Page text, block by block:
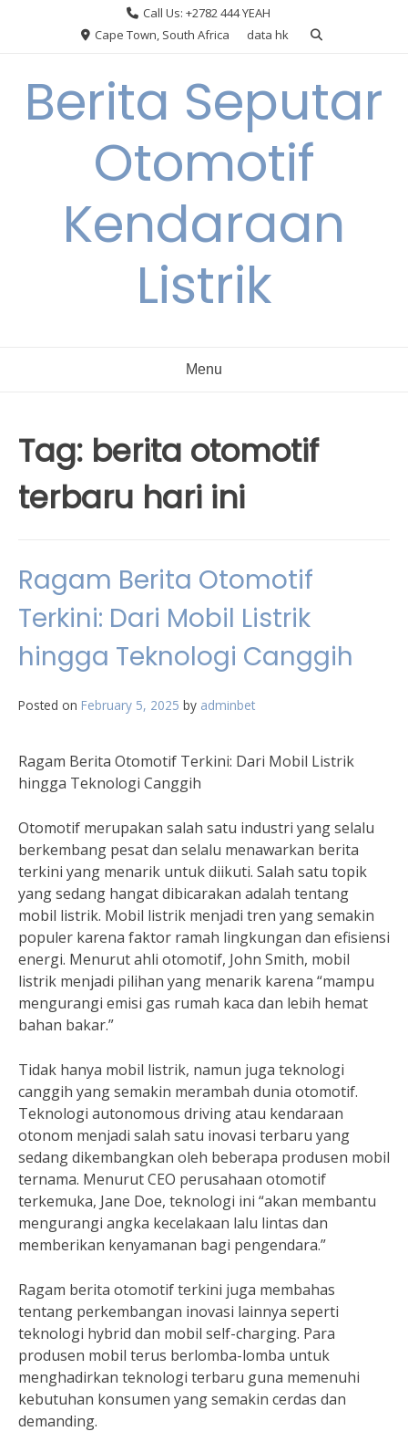
Call Us: +2782 444 YEAH
Cape Town, South Africa
data hk
Berita Seputar
Otomotif
Kendaraan
Listrik
Menu
Tag: berita otomotif
terbaru hari ini
Ragam Berita Otomotif
Terkini: Dari Mobil Listrik
hingga Teknologi Canggih
Posted on February 5, 2025 by adminbet
Ragam Berita Otomotif Terkini: Dari Mobil Listrik
hingga Teknologi Canggih
Otomotif merupakan salah satu industri yang selalu
berkembang pesat dan selalu menawarkan berita
terkini yang menarik untuk diikuti. Salah satu topik
yang sedang hangat dibicarakan adalah tentang
mobil listrik. Mobil listrik menjadi tren yang semakin
populer karena faktor ramah lingkungan dan efisiensi
energi. Menurut ahli otomotif, John Smith, mobil
listrik menjadi pilihan yang menarik karena “mampu
mengurangi emisi gas rumah kaca dan lebih hemat
bahan bakar.”
Tidak hanya mobil listrik, namun juga teknologi
canggih yang semakin merambah dunia otomotif.
Teknologi autonomous driving atau kendaraan
otonom menjadi salah satu inovasi terbaru yang
sedang dikembangkan oleh beberapa produsen mobil
ternama. Menurut CEO perusahaan otomotif
terkemuka, Jane Doe, teknologi ini “akan membantu
mengurangi angka kecelakaan lalu lintas dan
memberikan kenyamanan bagi pengendara.”
Ragam berita otomotif terkini juga membahas
tentang perkembangan inovasi lainnya seperti
teknologi hybrid dan mobil self-charging. Para
produsen mobil terus berlomba-lomba untuk
menghadirkan teknologi terbaru guna memenuhi
kebutuhan konsumen yang semakin cerdas dan
demanding.